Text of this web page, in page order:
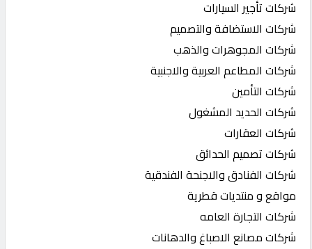
شركات تأجير السيارات
شركات الاستضافة والتصميم
شركات المجوهرات والذهب
شركات المطاعم العربية والاجنبية
شركات التأمين
شركات الحديد المشغول
شركات العقارات
شركات تصميم الحدائق
شركات الفنادق والاجنحة الفندقية
مواقع و منتديات قطرية
شركات التجارة العامه
شركات مصانع الاصباغ والدهانات